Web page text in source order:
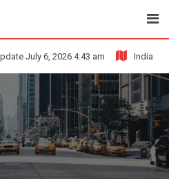
July 6, 2026 4:43 am India